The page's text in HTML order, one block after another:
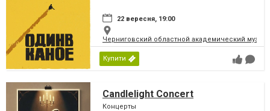
22 вересня, 19:00
Черниговский областной академический
Купити
Candlelight Concert
Концерты